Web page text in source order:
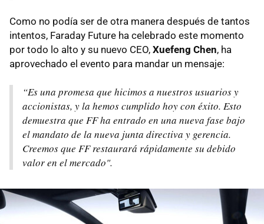
Como no podía ser de otra manera después de tantos
intentos, Faraday Future ha celebrado este momento
por todo lo alto y su nuevo CEO, Xuefeng Chen, ha
aprovechado el evento para mandar un mensaje:
“Es una promesa que hicimos a nuestros usuarios y
accionistas, y la hemos cumplido hoy con éxito. Esto
demuestra que FF ha entrado en una nueva fase bajo
el mandato de la nueva junta directiva y gerencia.
Creemos que FF restaurará rápidamente su debido
valor en el mercado".